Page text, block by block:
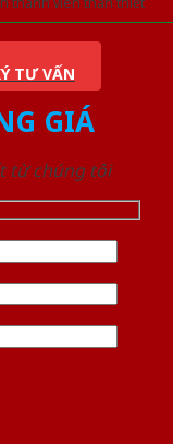
TƯ VẤN
GIÁ
từ chúng tôi